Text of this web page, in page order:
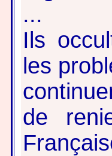
...
Ils
les
de